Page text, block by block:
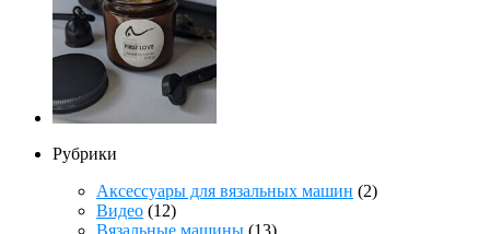
Рубрики
Аксессуары для вязальных машин (2)
Видео (12)
Вязальные машины (13)